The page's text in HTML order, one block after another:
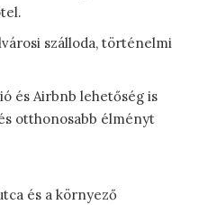
szálloda, történelmi
és Airbnb lehetőség is
otthonosabb élményt
és a környező